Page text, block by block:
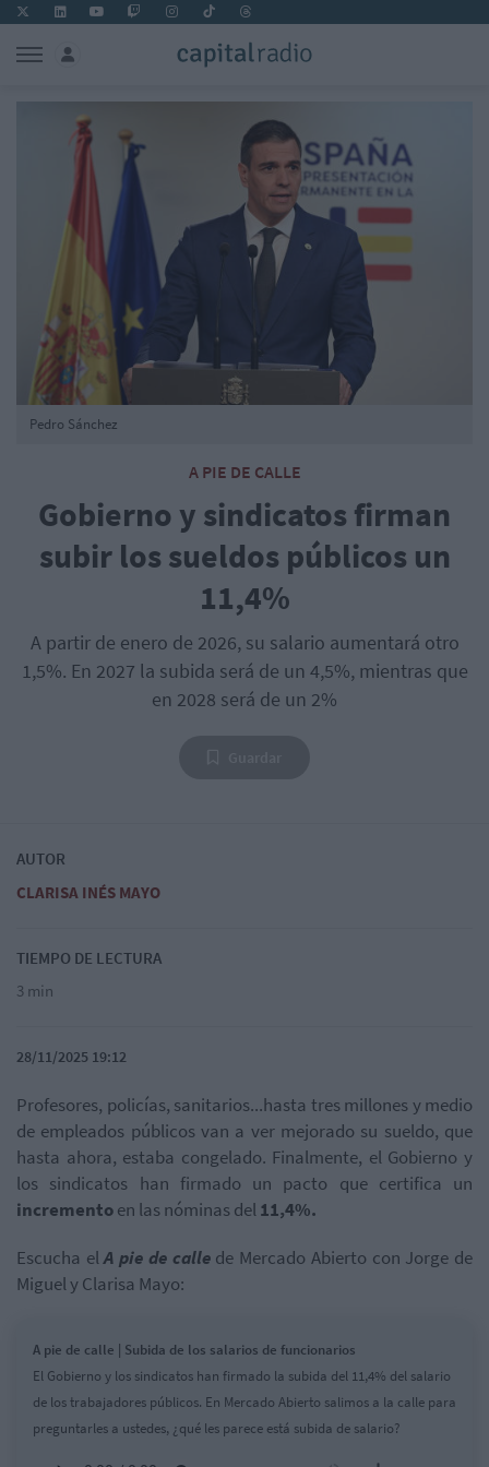
A PIE DE CALLE
Gobierno y sindicatos firman
subir los sueldos públicos un
11,4%
A partir de enero de 2026, su salario aumentará otro
1,5%. En 2027 la subida será de un 4,5%, mientras que
en 2028 será de un 2%
Pedro Sánchez
AUTOR
CLARISA INÉS MAYO
TIEMPO DE LECTURA
3 min
28/11/2025 19:12
Profesores, policías, sanitarios...hasta tres millones y medio
de empleados públicos van a ver mejorado su sueldo, que
hasta ahora, estaba congelado. Finalmente, el Gobierno y
los sindicatos han firmado un pacto que certifica un
incrementoen las nóminas del11,4%.
Escucha elA pie de calle de Mercado Abierto con Jorge de
Miguel y Clarisa Mayo:
A pie de calle | Subida de los salarios de funcionarios
El Gobierno y los sindicatos han firmado la subida del 11,4% del salario
de los trabajadores públicos. En Mercado Abierto salimos a la calle para
preguntarles a ustedes, ¿qué les parece está subida de salario?